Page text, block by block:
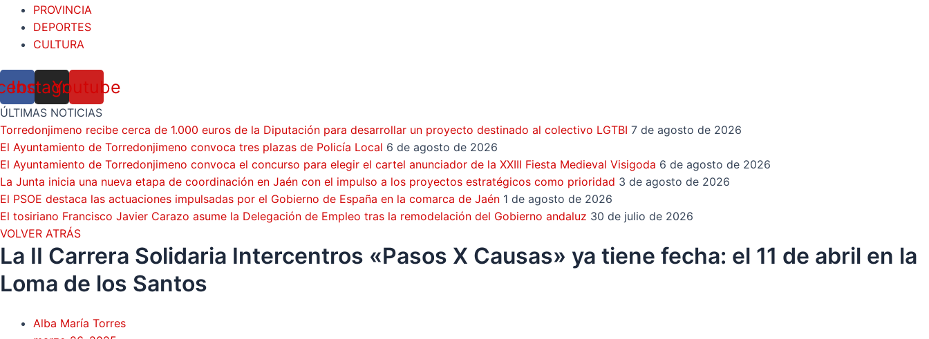
PROVINCIA
DEPORTES
CULTURA
Instagram
Youtube
ÚLTIMAS NOTICIAS
Torredonjimeno recibe cerca de 1.000 euros de la Diputación para desarrollar un proyecto destinado al colectivo LGTBI 7 de agosto de 2026
El Ayuntamiento de Torredonjimeno convoca tres plazas de Policía Local 6 de agosto de 2026
El Ayuntamiento de Torredonjimeno convoca el concurso para elegir el cartel anunciador de la XXIII Fiesta Medieval Visigoda 6 de agosto de 2026
La Junta inicia una nueva etapa de coordinación en Jaén con el impulso a los proyectos estratégicos como prioridad 3 de agosto de 2026
El PSOE destaca las actuaciones impulsadas por el Gobierno de España en la comarca de Jaén 1 de agosto de 2026
El tosiriano Francisco Javier Carazo asume la Delegación de Empleo tras la remodelación del Gobierno andaluz 30 de julio de 2026
VOLVER ATRÁS
La II Carrera Solidaria Intercentros «Pasos X Causas» ya tiene fecha: el 11 de abril en la
Loma de los Santos
Alba María Torres